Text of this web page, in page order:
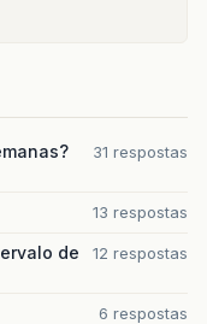
31 respostas
13 respostas
de
12 respostas
6 respostas